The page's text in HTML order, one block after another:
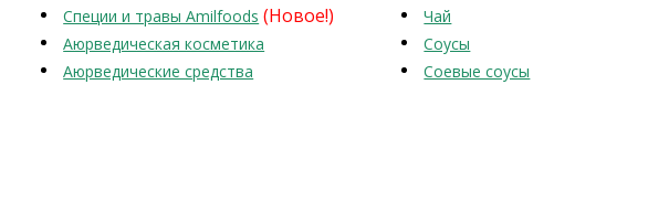
Специи и травы Amilfoods (Новое!)
Аюрведическая косметика
Аюрведические средства
Чай
Соусы
Соевые соусы